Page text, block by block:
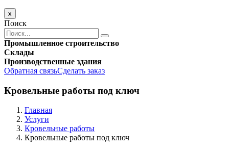
x
Поиск
Промышленное строительство
Склады
Производственные здания
Обратная связьСделать заказ
Кровельные работы под ключ
Главная
Услуги
Кровельные работы
Кровельные работы под ключ